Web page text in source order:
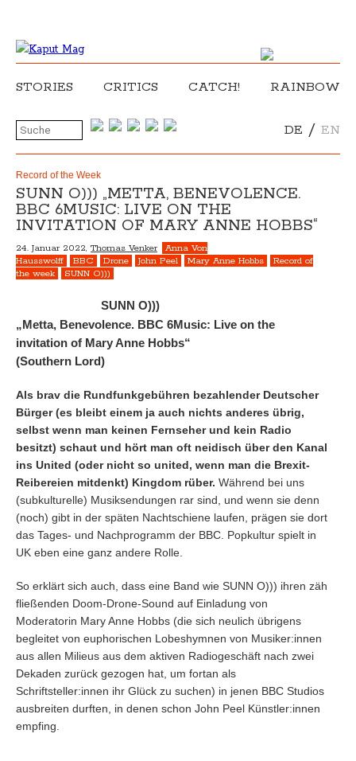
STORIES CRITICS CATCH! RAINBOW
DE / EN
Record of the Week
SUNN O))) „METTA, BENEVOLENCE.
BBC 6MUSIC: LIVE ON THE
INVITATION OF MARY ANNE HOBBS“
24. Januar 2022, Thomas Venker
Anna Von
Hausswolff
BBC Drone John Peel Mary Anne Hobbs
Record of
the week
SUNN O)))
SUNN O)))
„Metta, Benevolence. BBC 6Music: Live on the
invitation of Mary Anne Hobbs“
(Southern Lord)
Als brav die Rundfunkgebühren bezahlender Deutscher
Bürger (es bleibt einem ja auch nichts anderes übrig,
selbst wenn man keinen Fernseher und kein Radio
besitzt) schaut und hört man oft neidisch über den Kanal
ins United (oder nicht so united, wenn man die Brexit-
Reibereien mitdenkt) Kingdom rüber. Während bei uns
(subkulturelle) Musiksendungen rar sind, und wenn sie denn
(noch) gibt in der späten Nachtschiene laufen, prägen sie dort
das Tages- und Nachprogramm der BBC. Popkultur spielt in
UK eben eine ganz andere Rolle.
So erklärt sich auch, dass eine Band wie SUNN O))) ihren zäh
fließenden Doom-Drone-Sound auf Einladung von
Moderatorin Mary Anne Hobbs (die sich neulich übrigens
begleitet von euphorischen Lobeshymnen von Musiker:innen
aus allen Milieus aus dem aktiven Radiogeschäft nach zwei
Dekaden zurück gezogen hat, um fortan als
Schriftsteller:innen ihr Glück zu suchen) in jenen BBC Studios
ausbreiten durften, in denen schon John Peel Künstler:innen
empfing.